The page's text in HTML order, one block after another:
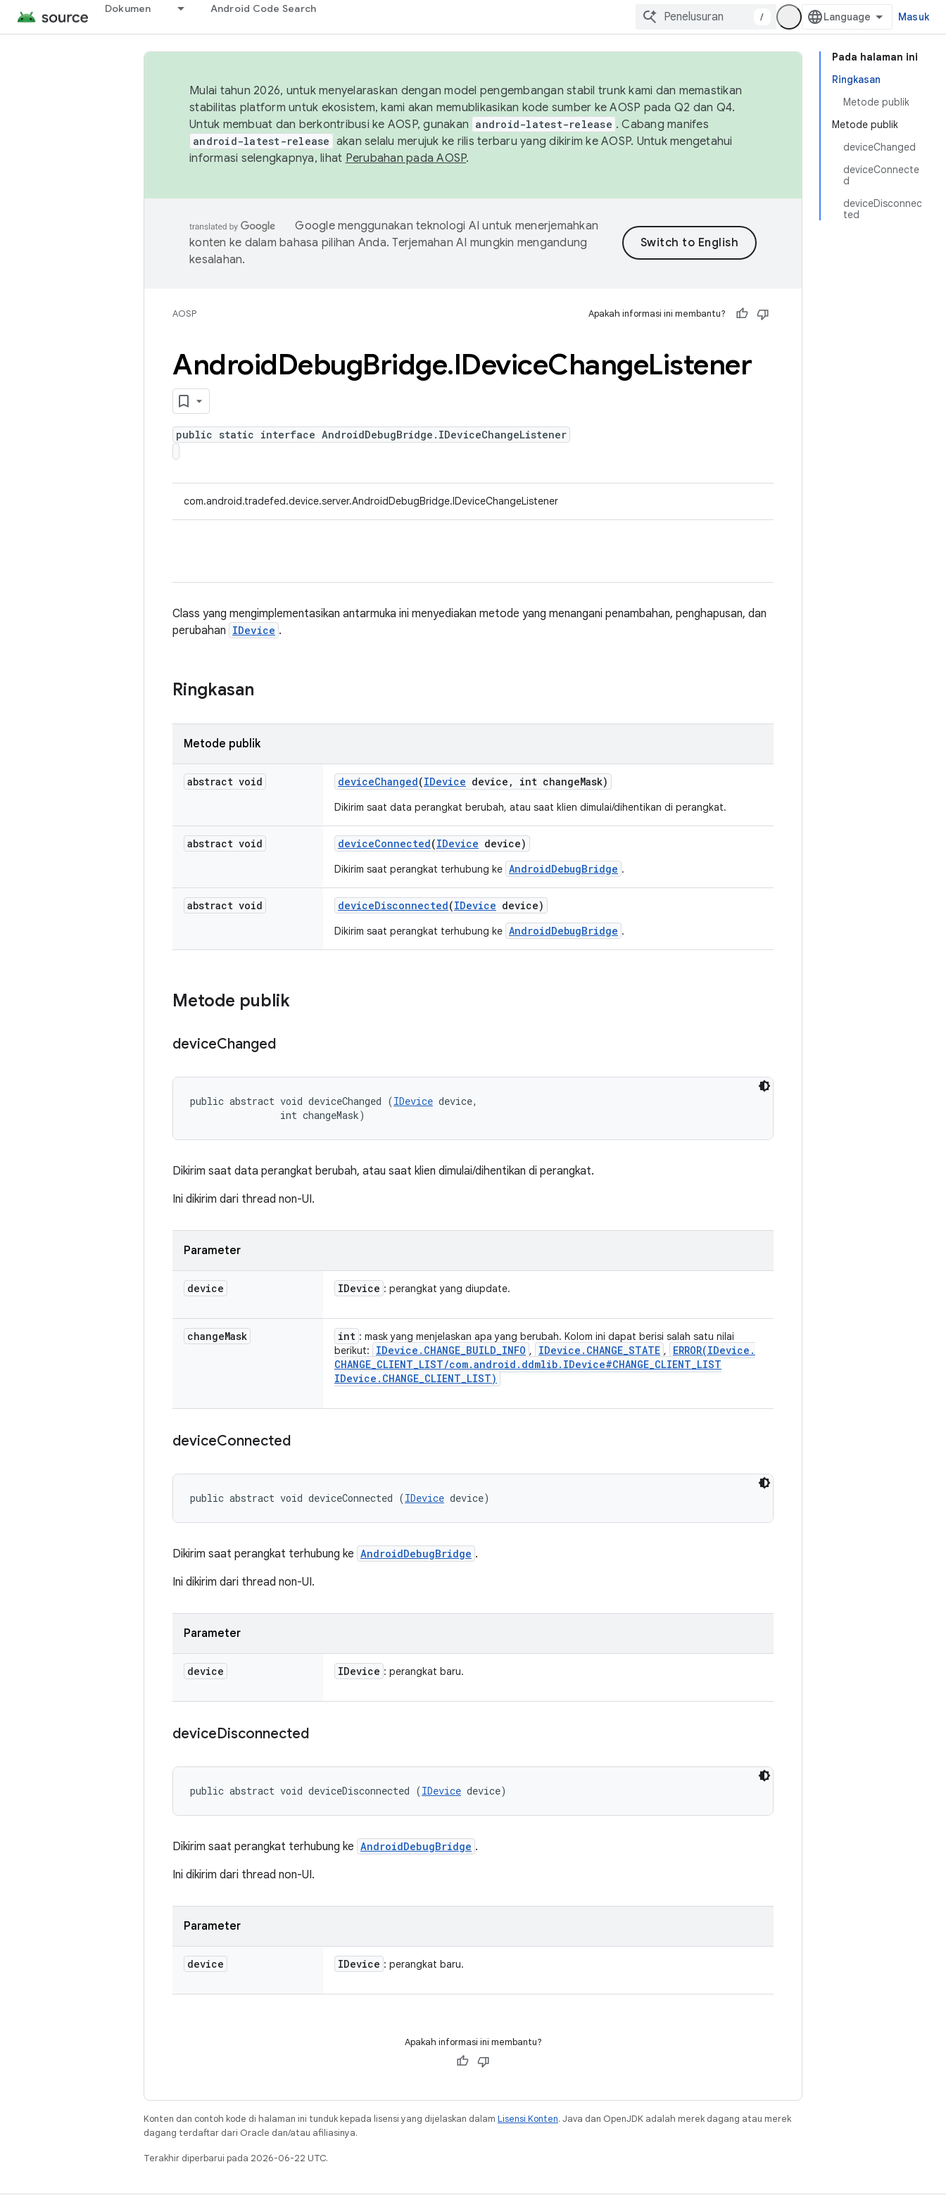
Dokumen Android Code Search
/ Masuk
Pada halaman ini
Ringkasan
Metode publik
Metode publik
deviceChanged
deviceConnecte
d
deviceDisconnec
ted
Mulai tahun 2026, untuk menyelaraskan dengan model pengembangan stabil trunk kami dan memastikan
stabilitas platform untuk ekosistem, kami akan memublikasikan kode sumber ke AOSP pada Q2 dan Q4.
Untuk membuat dan berkontribusi ke AOSP, gunakan android-latest-release . Cabang manifes
android-latest-release akan selalu merujuk ke rilis terbaru yang dikirim ke AOSP. Untuk mengetahui
informasi selengkapnya, lihat Perubahan pada AOSP.
Google menggunakan teknologi AI untuk menerjemahkan
konten ke dalam bahasa pilihan Anda. Terjemahan AI mungkin mengandung
kesalahan.
AOSP Apakah informasi ini membantu?
AndroidDebugBridge.IDeviceChangeListener
public static interface AndroidDebugBridge.IDeviceChangeListener
com.android.tradefed.device.server.AndroidDebugBridge.IDeviceChangeListener
Class yang mengimplementasikan antarmuka ini menyediakan metode yang menangani penambahan, penghapusan, dan
perubahan IDevice .
Ringkasan
Metode publik
abstract void deviceChanged(IDevice device , int changeMask)
Dikirim saat data perangkat berubah, atau saat klien dimulai/dihentikan di perangkat.
abstract void deviceConnected(IDevice device)
Dikirim saat perangkat terhubung ke AndroidDebugBridge .
abstract void deviceDisconnected(IDevice device)
Dikirim saat perangkat terhubung ke AndroidDebugBridge .
Metode publik
deviceChanged
public abstract void deviceChanged (IDevice device,
                int changeMask)
Dikirim saat data perangkat berubah, atau saat klien dimulai/dihentikan di perangkat.
Ini dikirim dari thread non-UI.
Parameter
device IDevice : perangkat yang diupdate.
changeMask int : mask yang menjelaskan apa yang berubah. Kolom ini dapat berisi salah satu nilai
berikut:
IDevice . CHANGE_BUILD_INFO , IDevice . CHANGE_STATE , ERROR(IDevice .
CHANGE_CLIENT_LIST/com.android . ddmlib. IDevice#CHANGE_CLIENT_LIST
IDevice . CHANGE_CLIENT_LIST)
deviceConnected
public abstract void deviceConnected (IDevice device)
Dikirim saat perangkat terhubung ke AndroidDebugBridge .
Ini dikirim dari thread non-UI.
Parameter
device IDevice : perangkat baru.
deviceDisconnected
public abstract void deviceDisconnected (IDevice device)
Dikirim saat perangkat terhubung ke AndroidDebugBridge .
Ini dikirim dari thread non-UI.
Parameter
device IDevice : perangkat baru.
Apakah informasi ini membantu?
Konten dan contoh kode di halaman ini tunduk kepada lisensi yang dijelaskan dalam Lisensi Konten. Java dan OpenJDK adalah merek dagang atau merek
dagang terdaftar dari Oracle dan/atau afiliasinya.
Terakhir diperbarui pada 2026-06-22 UTC.